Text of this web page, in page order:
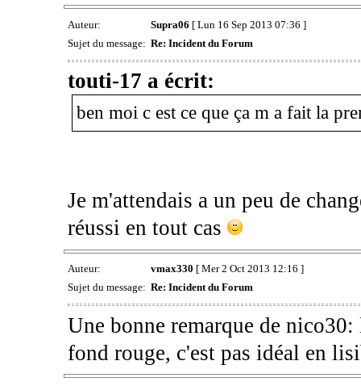
Auteur: Supra06 [ Lun 16 Sep 2013 07:36 ]
Sujet du message: Re: Incident du Forum
touti-17 a écrit:
ben moi c est ce que ça m a fait la
Je m'attendais a un peu de
réussi en tout cas
Auteur: vmax330 [ Mer 2 Oct 2013 12:16 ]
Sujet du message: Re: Incident du Forum
Une bonne remarque de
fond rouge, c'est pas idéal en